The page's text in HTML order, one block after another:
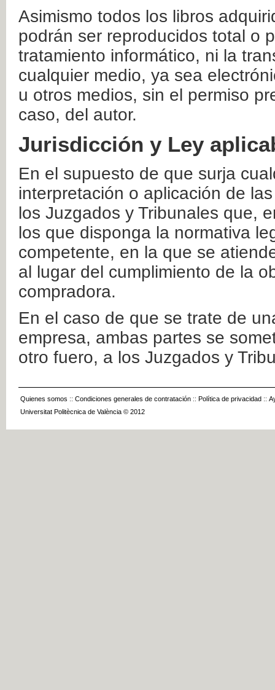
Asimismo todos los libros
podrán ser reproducidos total o
tratamiento informático, ni la
cualquier medio, ya sea
u otros medios, sin el permiso
caso, del autor.
Jurisdicción y Ley
En el supuesto de que surja
interpretación o aplicación de
los Juzgados y Tribunales que,
los que disponga la normativa
competente, en la que se
al lugar del cumplimiento de la
compradora.
En el caso de que se trate de
empresa, ambas partes se
otro fuero, a los Juzgados y
Quienes somos :: Condiciones generales de contratación :: Política de privacidad ::
Universitat Politècnica de València © 2012